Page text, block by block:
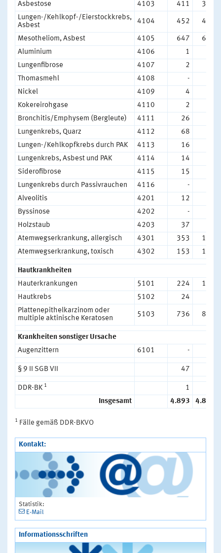
Asbestose 4103 411
315
Lungen-/Kehlkopf-/Eierstockkrebs,
Asbest
4104 452 437
Mesotheliom, Asbest 4105 647
658
Aluminium
4106 1
Lungenfibrose
4107 2
Thomasmehl
4108 -
Nickel
4109 4
Kokereirohgase
4110 2
Bronchitis/Emphysem (Bergleute)
4111 26
Lungenkrebs, Quarz
4112 68
Lungen-/Kehlkopfkrebs durch PAK
4113 16
Lungenkrebs, Asbest und PAK
4114 14
Siderofibrose
4115 15
Lungenkrebs durch Passivrauchen
4116 -
Alveolitis
4201 12
Byssinose
4202 -
Holzstaub
4203 37
Atemwegserkrankung, allergisch
4301 353
142
Atemwegserkrankung, toxisch
4302 153 130
Hautkrankheiten
Hauterkrankungen
5101 224
163
Hautkrebs
5102 24
Plattenepithelkarzinom oder
multiple aktinische Keratosen
5103 736 826
Krankheiten sonstiger Ursache
Augenzittern
6101 -
§ 9 II SGB VII 47
DDR-BK 1 1
Insgesamt
4.893 4.800
1 Fälle gemäß DDR-BKVO
Kontakt:
Statistik:
E-Mail
Informationsschriften